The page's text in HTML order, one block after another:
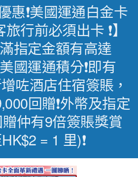
惠❗美國運通白金卡
旅行前必須出卡 ❗】
指定金額有高達
國運通積分❗即有
增咗酒店住宿簽賬，
回贈❗外幣及指定
仲有9倍簽賬獎賞
= 1 里)❗